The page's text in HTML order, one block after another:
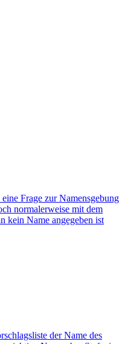
Frage zur Namensgebung
normalerweise mit dem
kein Name angegeben ist
der Name des